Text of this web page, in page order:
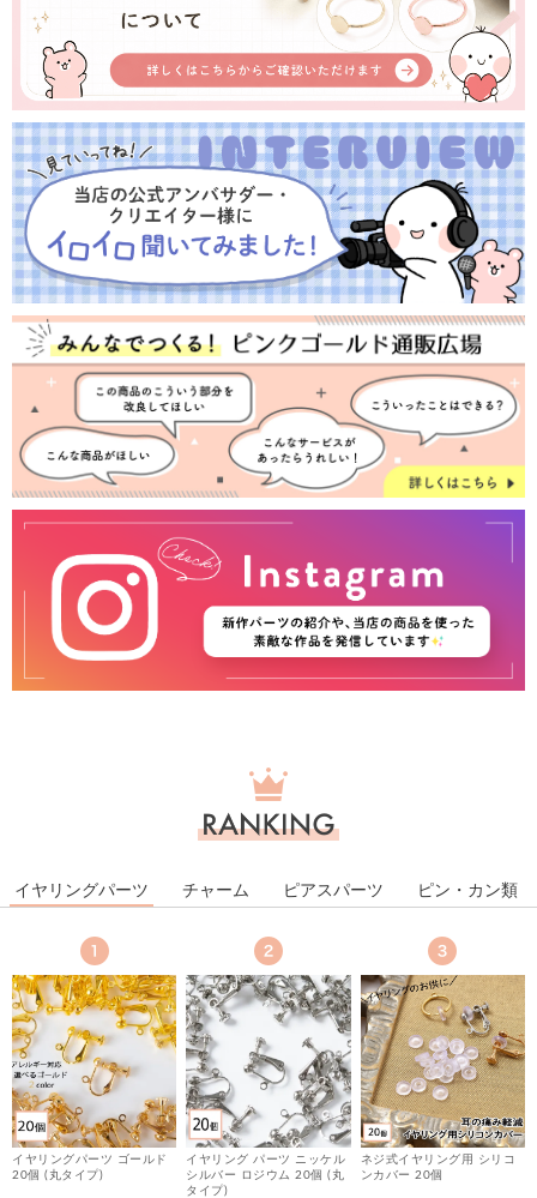
ラ
ン
イヤリングパーツ チャーム ピアスパーツ ピン・カン類
イヤリングパーツ ゴールド
20個 (丸タイプ)
イヤリング パーツ ニッケル
シルバー ロジウム 20個 (丸
タイプ)
ネジ式イヤリング用 シリコ
ンカバー 20個